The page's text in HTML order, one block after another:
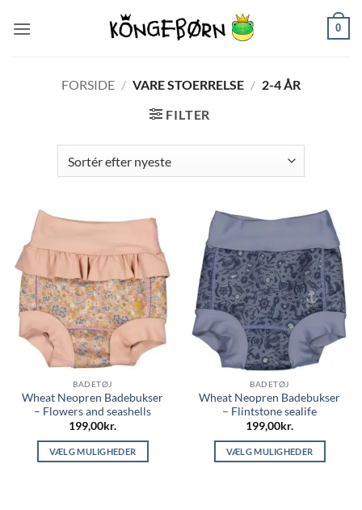
0
FORSIDE / VARE STOERRELSE / 2-4 ÅR
FILTER
BADETØJ
Wheat Neopren Badebukser
– Flowers and seashells
199,00kr.
VÆLG MULIGHEDER
BADETØJ
Wheat Neopren Badebukser
– Flintstone sealife
199,00kr.
VÆLG MULIGHEDER